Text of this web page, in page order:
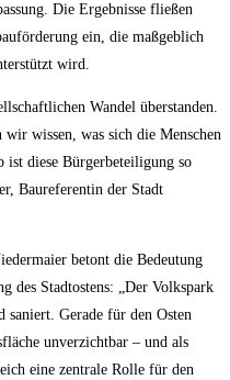
Die Ergeb­nis­se flie­ßen
ein, die maß­geb­lich
wird.
Wan­del über­stan­den.
wis­sen, was sich die Men­schen
ist die­se Bür­ger­be­tei­li­gung so
Bau­re­fe­ren­tin der Stadt
betont die Bedeu­tung
des Stadtos­tens: „Der Volks­park
Gera­de für den Osten
unver­zicht­bar – und als
eine zen­tra­le Rol­le für den